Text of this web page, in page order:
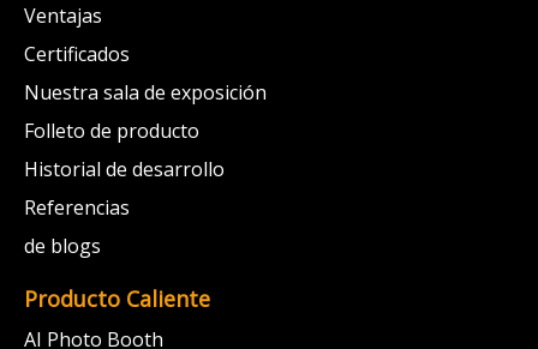
Ventajas
Certificados
Nuestra sala de exposición
Folleto de producto
Historial de desarrollo
Referencias
de blogs
Producto Caliente
AI Photo Booth